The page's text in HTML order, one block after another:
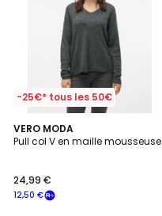
-25€* tous les 50€
VERO MODA
Pull col V en maille mousseuse
12,50 €
24,99 €
4,7
/ 5